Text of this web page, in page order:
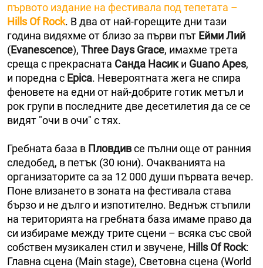
първото издание на фестивала под тепетата –
Hills Of Rock. В два от най-горещите дни тази
година видяхме от близо за първи път Ейми Лий
(Evanescence), Three Days Grace, имахме трета
среща с прекрасната Санда Насик и Guano Apes,
и поредна с Epica. Невероятната жега не спира
феновете на едни от най-добрите готик метъл и
рок групи в последните две десетилетия да се се
видят "очи в очи" с тях.
Гребната база в Пловдивсе пълни още от ранния
следобед, в петък (30 юни). Очакванията на
организаторите са за 12 000 души първата вечер.
Поне влизането в зоната на фестивала става
бързо и не дълго и изпотително. Веднъж стъпили
на територията на гребната база имаме право да
си избираме между трите сцени – всяка със свой
собствен музикален стил и звучене, Hills Of Rock:
Главна сцена (Main stage), Световна сцена (World